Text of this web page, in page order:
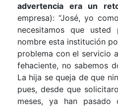
advertencia era un
empresa): “José, yo
necesitamos que
nombre esta institución
problema con el servicio
fehaciente, no sabemos
La hija se queja de que
pues, desde que
meses, ya han pasado